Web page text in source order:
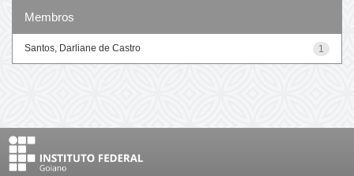
Membros
1
Santos, Darliane de Castro